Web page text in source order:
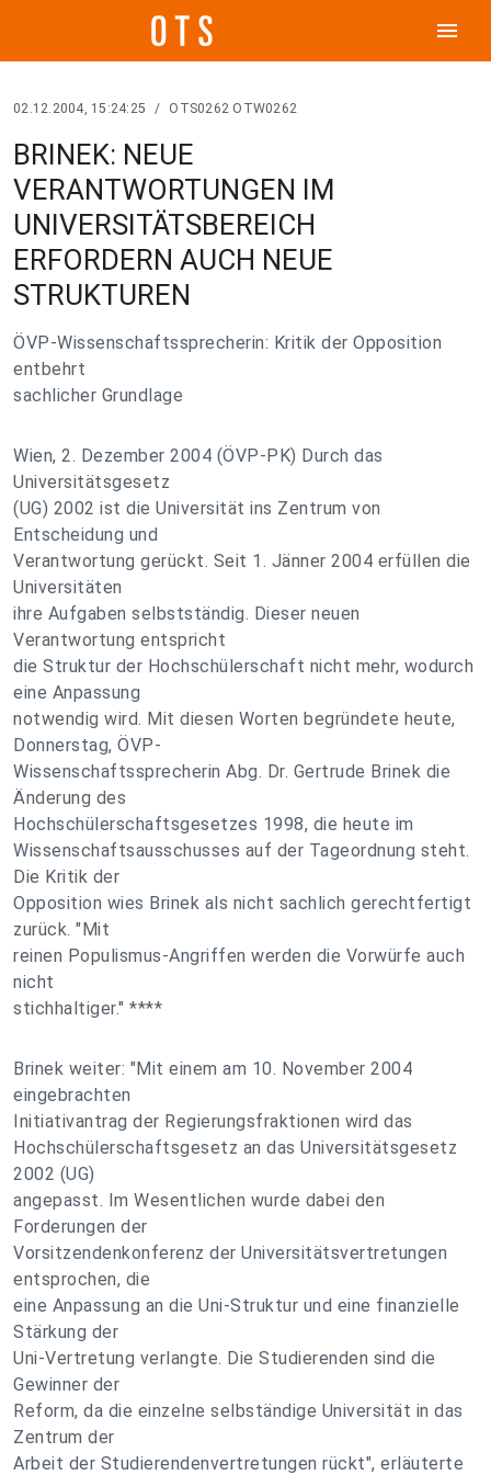
menu
02.12.2004, 15:24:25 / OTS0262 OTW0262
BRINEK: NEUE
VERANTWORTUNGEN IM
UNIVERSITÄTSBEREICH
ERFORDERN AUCH NEUE
STRUKTUREN
ÖVP-Wissenschaftssprecherin: Kritik der Opposition
entbehrt
sachlicher Grundlage
Wien, 2. Dezember 2004 (ÖVP-PK) Durch das
Universitätsgesetz
(UG) 2002 ist die Universität ins Zentrum von
Entscheidung und
Verantwortung gerückt. Seit 1. Jänner 2004 erfüllen die
Universitäten
ihre Aufgaben selbstständig. Dieser neuen
Verantwortung entspricht
die Struktur der Hochschülerschaft nicht mehr, wodurch
eine Anpassung
notwendig wird. Mit diesen Worten begründete heute,
Donnerstag, ÖVP-
Wissenschaftssprecherin Abg. Dr. Gertrude Brinek die
Änderung des
Hochschülerschaftsgesetzes 1998, die heute im
Wissenschaftsausschusses auf der Tageordnung steht.
Die Kritik der
Opposition wies Brinek als nicht sachlich gerechtfertigt
zurück. "Mit
reinen Populismus-Angriffen werden die Vorwürfe auch
nicht
stichhaltiger." ****
Brinek weiter: "Mit einem am 10. November 2004
eingebrachten
Initiativantrag der Regierungsfraktionen wird das
Hochschülerschaftsgesetz an das Universitätsgesetz
2002 (UG)
angepasst. Im Wesentlichen wurde dabei den
Forderungen der
Vorsitzendenkonferenz der Universitätsvertretungen
entsprochen, die
eine Anpassung an die Uni-Struktur und eine finanzielle
Stärkung der
Uni-Vertretung verlangte. Die Studierenden sind die
Gewinner der
Reform, da die einzelne selbständige Universität in das
Zentrum der
Arbeit der Studierendenvertretungen rückt", erläuterte